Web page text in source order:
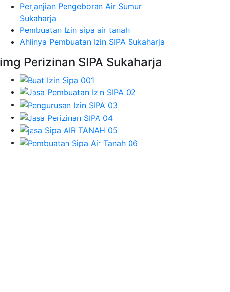
Perjanjian Pengeboran Air Sumur
Sukaharja
Pembuatan Izin sipa air tanah
Ahlinya Pembuatan Izin SIPA Sukaharja
img Perizinan SIPA Sukaharja